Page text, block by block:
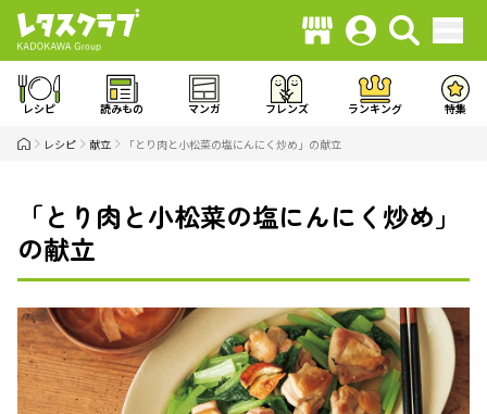
レシピ 読みもの マンガ フレンズ ランキング 特集
レシピ 献立 「とり肉と小松菜の塩にんにく炒め」の献立
「とり肉と小松菜の塩にんにく炒め」
の献立